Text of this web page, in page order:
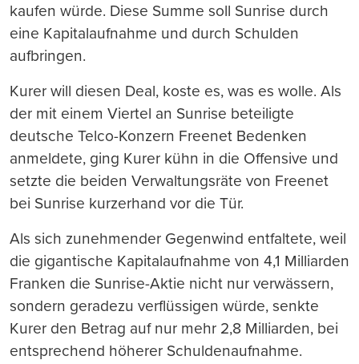
kaufen würde. Diese Summe soll Sunrise durch
eine Kapitalaufnahme und durch Schulden
aufbringen.
Kurer will diesen Deal, koste es, was es wolle. Als
der mit einem Viertel an Sunrise beteiligte
deutsche Telco-Konzern Freenet Bedenken
anmeldete, ging Kurer kühn in die Offensive und
setzte die beiden Verwaltungsräte von Freenet
bei Sunrise kurzerhand vor die Tür.
Als sich zunehmender Gegenwind entfaltete, weil
die gigantische Kapitalaufnahme von 4,1 Milliarden
Franken die Sunrise-Aktie nicht nur verwässern,
sondern geradezu verflüssigen würde, senkte
Kurer den Betrag auf nur mehr 2,8 Milliarden, bei
entsprechend höherer Schuldenaufnahme.